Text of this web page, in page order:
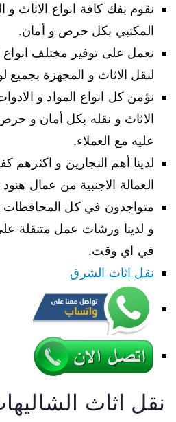
نقوم بفك كافة انواع الاثاث
المكتبي بكل حرص و أمان.
نعمل على توفير مختلف
لنقل الاثاث و المجهزة بجميع
نؤمن كل انواع المواد و
الاثاث و نقله بكل أمان و
عليه مع العملاء.
لدينا أهم النجارين و اكثرهم
العمالة الاجنبية من عمال
متواجدون في كل المحافظات
و لدينا ورشات عمل متنقلة
في اي وقت.
نقل اثاث الشرق
نقل اثاث